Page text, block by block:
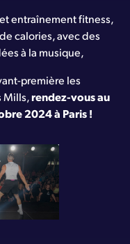
entraînement fitness,
calories, avec des
à la musique,
première les
Mills,rendez-vous au
2024 à Paris !